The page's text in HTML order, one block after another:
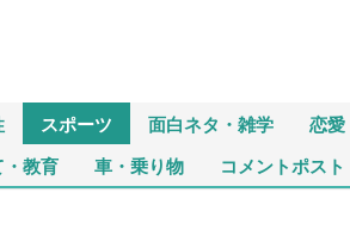
スポーツ 面白ネタ・雑学 恋愛
・教育 車・乗り物 コメントポスト